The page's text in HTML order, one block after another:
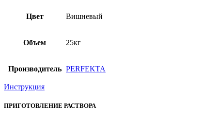
Цвет Вишневый
Объем 25кг
Производитель PERFEKTA
Инструкция
ПРИГОТОВЛЕНИЕ РАСТВОРА